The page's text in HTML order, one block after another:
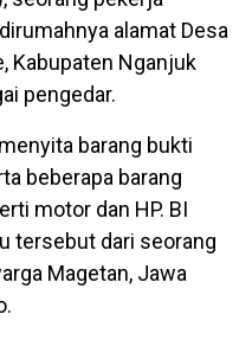
alamat Desa
Kabupaten Nganjuk
pengedar.
barang bukti
beberapa barang
motor dan HP. BI
tersebut dari seorang
Magetan, Jawa